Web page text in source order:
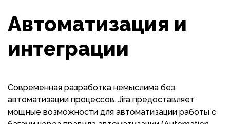
Автоматизация и
интеграции
Современная разработка немыслима без
автоматизации процессов. Jira предоставляет
мощные возможности для автоматизации работы с